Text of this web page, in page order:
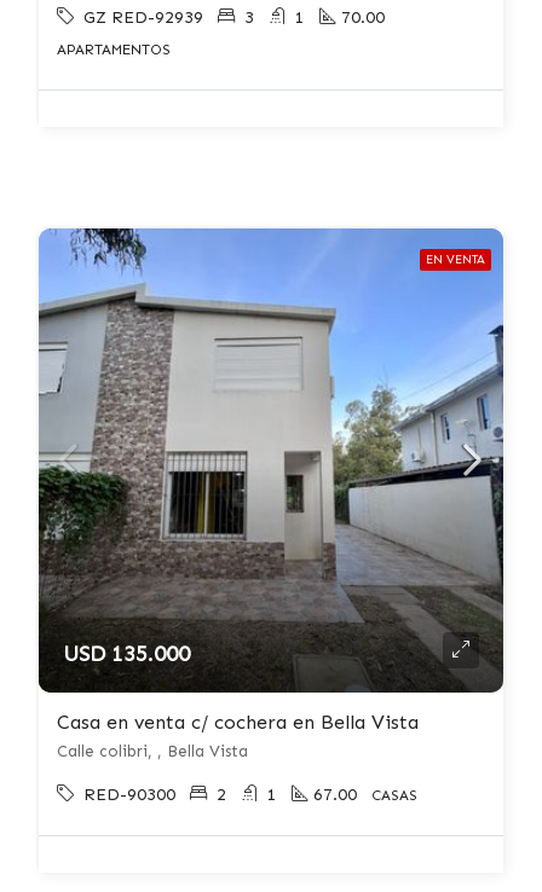
GZ RED-92939 3 1 70.00
APARTAMENTOS
EN VENTA
USD 135.000
Casa en venta c/ cochera en Bella Vista
Calle colibri, , Bella Vista
RED-90300 2 1 67.00 CASAS